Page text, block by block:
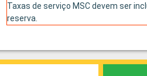
Taxas de serviço MSC devem ser
reserva.